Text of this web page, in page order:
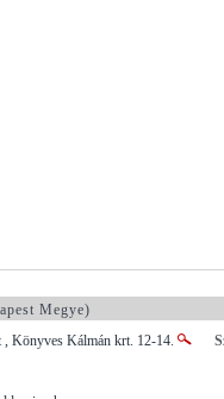
Megye)
, Könyves Kálmán krt. 12-14.